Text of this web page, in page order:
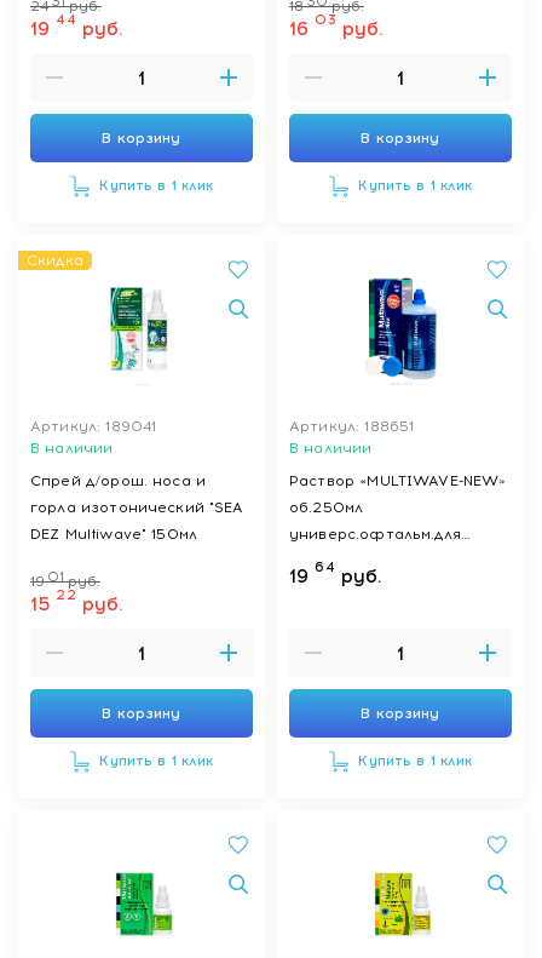
150мл
24 руб.
19 44 руб.
В корзину
Купить в 1 клик
18
руб.
16 03 руб.
В корзину
Купить в 1 клик
Скидка
Артикул: 189041
В наличии
Спрей д/орош. носа и
горла изотонический "SEA
DEZ Multiwave" 150мл
19 01 руб.
15 22 руб.
В корзину
Купить в 1 клик
Артикул: 188651
В наличии
Раствор «MULTIWAVE-NEW»
об.250мл
универс.офтальм.для
ухода за
конт.линз.,стерил., с конт-м
19 64 руб.
В корзину
Купить в 1 клик